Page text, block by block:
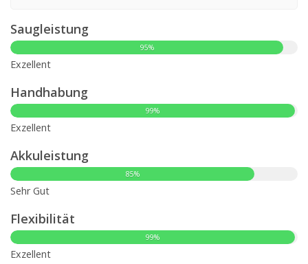
Saugleistung
95%
Exzellent
Handhabung
99%
Exzellent
Akkuleistung
85%
Sehr Gut
Flexibilität
99%
Exzellent